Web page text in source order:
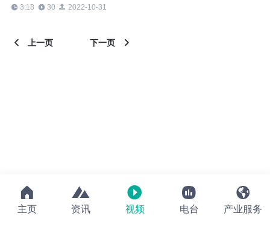
3:18 30 2022-10-31
上一页 下一页

主页

资讯

视频

电台

产业服务